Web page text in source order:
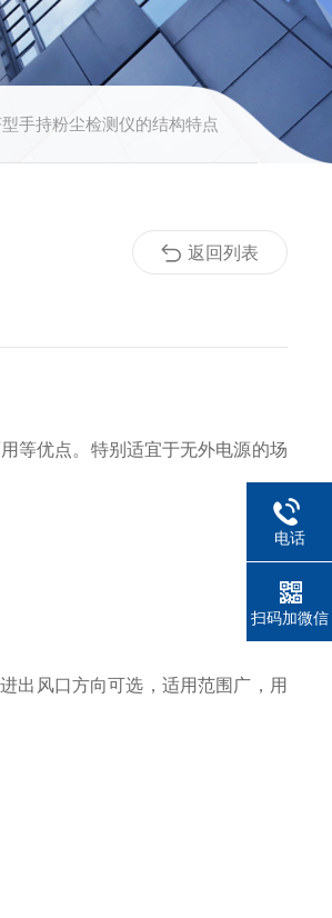
手持粉尘检测仪的结构特点
等优点。特别适宜于无外电源的场
出风口方向可选，适用范围广，用
返回列表
电话
扫码加微信